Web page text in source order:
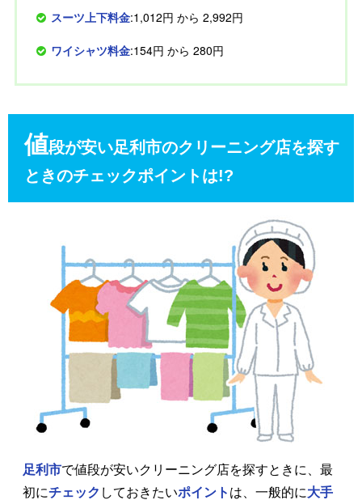
スーツ上下料金:1,012円 から 2,992円
ワイシャツ料金:154円 から 280円
値段が安い足利市のクリーニング店を探す
ときのチェックポイントは!?
足利市で値段が安いクリーニング店を探すときに、最
初にチェック しておきたいポイント は、一般的に大手